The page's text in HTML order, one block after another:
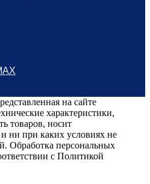
на сайте
характеристики,
товаров, носит
ни при каких условиях не
Обработка персональных
с Политикой